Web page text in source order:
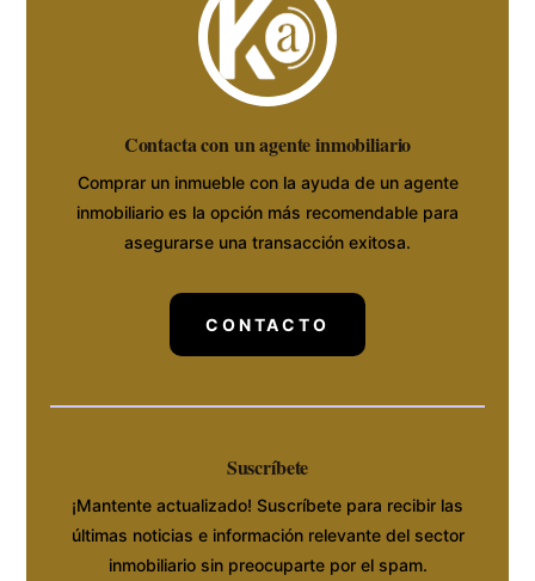
Contacta con un agente inmobiliario
Comprar un inmueble con la ayuda de un agente
inmobiliario es la opción más recomendable para
asegurarse una transacción exitosa.
CONTACTO
Suscríbete
¡Mantente actualizado! Suscríbete para recibir las
últimas noticias e información relevante del sector
inmobiliario sin preocuparte por el spam.